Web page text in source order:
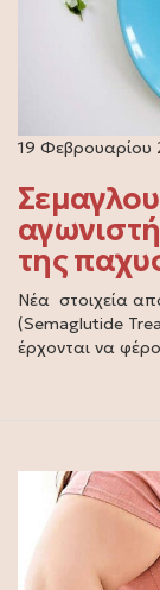
19 Φεβρουαρίου
της
Νέα στοιχεία
(Semaglutide
έρχονται να